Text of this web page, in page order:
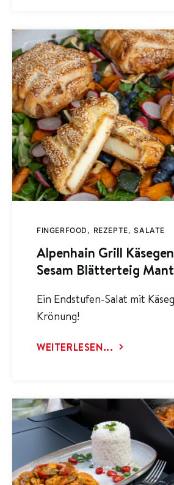
FINGERFOOD REZEPTE SALATE
Alpenhain Grill
Sesam Blätterteig
Ein Endstufen-Salat mit
Krönung!
WEITERLESEN...